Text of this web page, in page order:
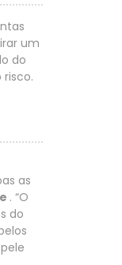
um
do
as
. “O
do